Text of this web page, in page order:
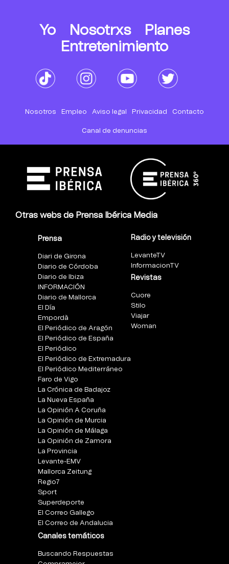
Yo Nosotrxs
Planes
Entretenimiento
Nosotros Empleo Aviso legal Privacidad Contacto
Canal de denuncias
Otras webs de Prensa Ibérica Media
Prensa
Diari de Girona
Diario de Córdoba
Diario de Ibiza
INFORMACIÓN
Diario de Mallorca
El Día
Empordà
El Periódico de Aragón
El Periódico de España
El Periódico
El Periódico de Extremadura
El Periódico Mediterráneo
Faro de Vigo
La Crónica de Badajoz
La Nueva España
La Opinión A Coruña
La Opinión de Murcia
La Opinión de Málaga
La Opinión de Zamora
La Provincia
Levante-EMV
Mallorca Zeitung
Regio7
Sport
Superdeporte
El Correo Gallego
El Correo de Andalucia
Canales temáticos
Buscando Respuestas
Radio y televisión
LevanteTV
InformacionTV
Revistas
Cuore
Stilo
Viajar
Woman